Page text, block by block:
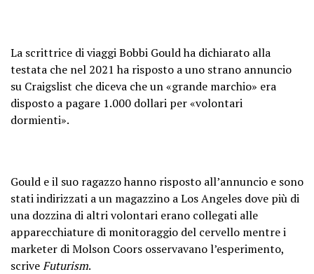
La scrittrice di viaggi Bobbi Gould ha dichiarato alla
testata che nel 2021 ha risposto a uno strano annuncio
su Craigslist che diceva che un «grande marchio» era
disposto a pagare 1.000 dollari per «volontari
dormienti».
Gould e il suo ragazzo hanno risposto all’annuncio e sono
stati indirizzati a un magazzino a Los Angeles dove più di
una dozzina di altri volontari erano collegati alle
apparecchiature di monitoraggio del cervello mentre i
marketer di Molson Coors osservavano l’esperimento,
scriveFuturism.